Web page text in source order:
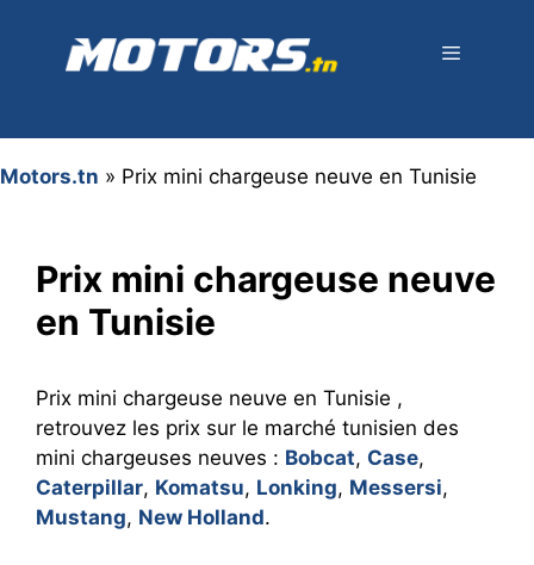
contenu
Motors.tn » Prix mini chargeuse neuve en Tunisie
Prix mini chargeuse neuve
en Tunisie
Prix mini chargeuse neuve en Tunisie ,
retrouvez les prix sur le marché tunisien des
mini chargeuses neuves : Bobcat, Case,
Caterpillar, Komatsu, Lonking, Messersi,
Mustang, New Holland.